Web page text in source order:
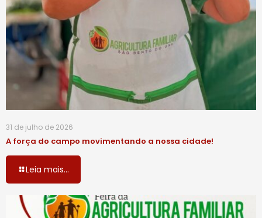
31 de julho de 2026
A força do campo movimentando a nossa cidade!
Leia mais...